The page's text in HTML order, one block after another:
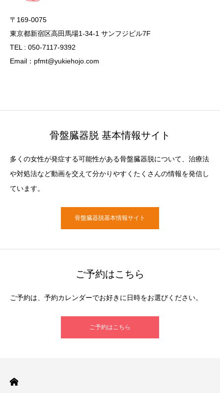
〒169-0075
東京都新宿区高田馬場1-34-1 サンフジビル7F
TEL : 050-7117-9392
Email：pfmt@yukiehojo.com
骨盤臓器脱 基本情報サイト
多くの女性が発症する可能性がある骨盤臓器脱について、治療法
や対処法など動画を交えて分かりやすくたくさんの情報を発信し
ています。
骨盤臓器脱基本情報サイト
ご予約はこちら
ご予約は、予約カレンダーでお好きに日時をお選びください。
ご予約はこちら